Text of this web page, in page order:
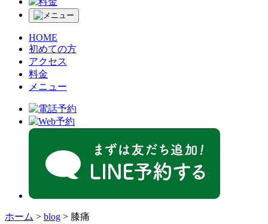
HOME
初めての方
アクセス
料金
メニュー
ホーム > blog > 膝痛